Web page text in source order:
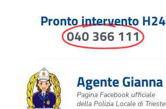
Pronto intervento H24
040 366 111
Agente Gianna
Pagina Facebook ufficiale
della Polizia Locale di Trieste